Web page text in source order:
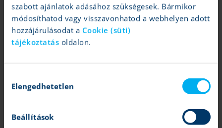
szabott ajánlatok adásához szükségesek. Bármikor
módosíthatod vagy visszavonhatod a webhelyen adott
hozzájárulásodat a Cookie (süti)
tájékoztatás oldalon.
kiválasztása
Elengedhetetlen
Beállítások
Tartalom lezárása: 2024.04.29 11:54
Időtartam:
Rövid táv (néhány hét)
Elemzői kitettség: Az elemzés magyar szerzője a fenti
Grébel Szabolcs
Tovább
Tovább